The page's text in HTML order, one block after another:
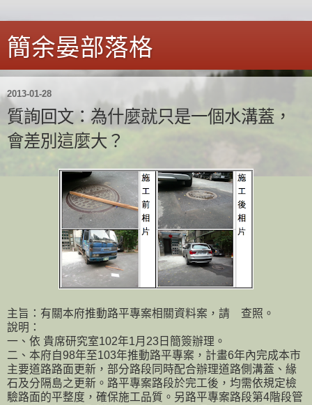
簡余晏部落格
2013-01-28
質詢回文：為什麼就只是一個水溝蓋，
會差別這麼大？
主旨：有關本府推動路平專案相關資料案，請 查照。
說明：
一、依 貴席研究室102年1月23日簡簽辦理。
二、本府自98年至103年推動路平專案，計畫6年內完成本市
主要道路路面更新，部分路段同時配合辦理道路側溝蓋、緣
石及分隔島之更新。路平專案路段於完工後，均需依規定檢
驗路面的平整度，確保施工品質。另路平專案路段第4階段管